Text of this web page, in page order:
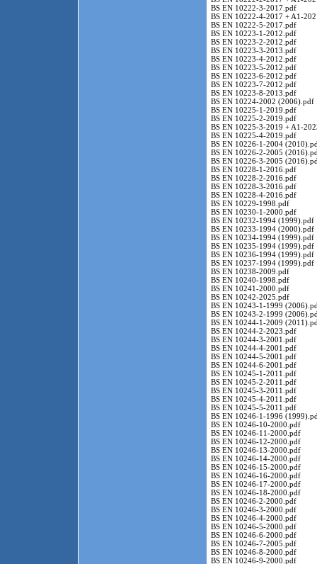
BS EN 10222-3-2017.pdf
BS EN 10222-4-2017 + A1-
BS EN 10222-5-2017.pdf
BS EN 10223-1-2012.pdf
BS EN 10223-2-2012.pdf
BS EN 10223-3-2013.pdf
BS EN 10223-4-2012.pdf
BS EN 10223-5-2012.pdf
BS EN 10223-6-2012.pdf
BS EN 10223-7-2012.pdf
BS EN 10223-8-2013.pdf
BS EN 10224-2002 (2006).pdf
BS EN 10225-1-2019.pdf
BS EN 10225-2-2019.pdf
BS EN 10225-3-2019 + A1-
BS EN 10225-4-2019.pdf
BS EN 10226-1-2004
BS EN 10226-2-2005
BS EN 10226-3-2005
BS EN 10228-1-2016.pdf
BS EN 10228-2-2016.pdf
BS EN 10228-3-2016.pdf
BS EN 10228-4-2016.pdf
BS EN 10229-1998.pdf
BS EN 10230-1-2000.pdf
BS EN 10232-1994 (1999).pdf
BS EN 10233-1994 (2000).pdf
BS EN 10234-1994 (1999).pdf
BS EN 10235-1994 (1999).pdf
BS EN 10236-1994 (1999).pdf
BS EN 10237-1994 (1999).pdf
BS EN 10238-2009.pdf
BS EN 10240-1998.pdf
BS EN 10241-2000.pdf
BS EN 10242-2025.pdf
BS EN 10243-1-1999
BS EN 10243-2-1999
BS EN 10244-1-2009
BS EN 10244-2-2023.pdf
BS EN 10244-3-2001.pdf
BS EN 10244-4-2001.pdf
BS EN 10244-5-2001.pdf
BS EN 10244-6-2001.pdf
BS EN 10245-1-2011.pdf
BS EN 10245-2-2011.pdf
BS EN 10245-3-2011.pdf
BS EN 10245-4-2011.pdf
BS EN 10245-5-2011.pdf
BS EN 10246-1-1996
BS EN 10246-10-2000.pdf
BS EN 10246-11-2000.pdf
BS EN 10246-12-2000.pdf
BS EN 10246-13-2000.pdf
BS EN 10246-14-2000.pdf
BS EN 10246-15-2000.pdf
BS EN 10246-16-2000.pdf
BS EN 10246-17-2000.pdf
BS EN 10246-18-2000.pdf
BS EN 10246-2-2000.pdf
BS EN 10246-3-2000.pdf
BS EN 10246-4-2000.pdf
BS EN 10246-5-2000.pdf
BS EN 10246-6-2000.pdf
BS EN 10246-7-2005.pdf
BS EN 10246-8-2000.pdf
BS EN 10246-9-2000.pdf